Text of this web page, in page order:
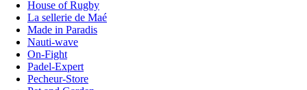
House of Rugby
La sellerie de Maé
Made in Paradis
Nauti-wave
On-Fight
Padel-Expert
Pecheur-Store